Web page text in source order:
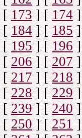
[173] [174]
[184] [185]
[195] [196]
[206] [207]
[217] [ 218]
[228] [229]
[239] [240]
[250] [251]